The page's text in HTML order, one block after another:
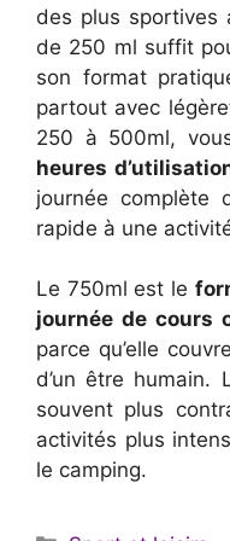
des plus sportives
de 250 ml suffit
son format
partout avec
250 à 500ml,
heures
journée complète
rapide à une
Le 750ml est le
journée de cours
parce qu’elle
d’un être humain.
souvent plus
activités plus
le camping.